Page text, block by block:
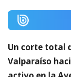
Un corte total
Valparaíso